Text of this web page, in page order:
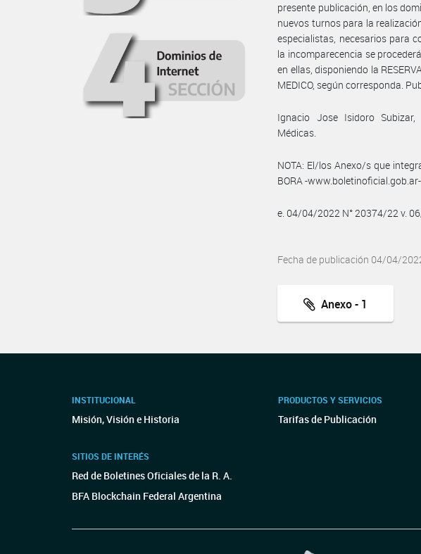
presente publicación, en los
nuevos turnos para la
especialistas, necesarios para
la incomparecencia se
en ellas, disponiendo la
MEDICO, según corresponda.
Ignacio Jose Isidoro Subizar,
Médicas.
NOTA: El/los Anexo/s que
BORA -www.boletinoficial.gob.ar-
e. 04/04/2022 N° 20374/22 v.
Fecha de publicación 04/04/
Anexo - 1
INSTITUCIONAL
Misión, Visión e Historia
SITIOS DE INTERÉS
Red de Boletines Oficiales de la R. A.
BFA Blockchain Federal Argentina
PRODUCTOS Y SERVICIOS
Tarifas de Publicación